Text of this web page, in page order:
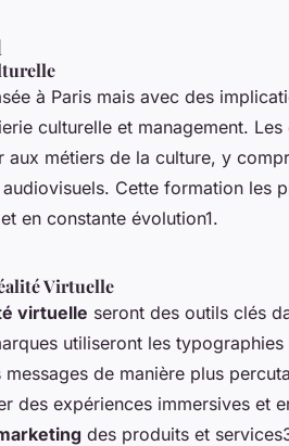
à Paris mais avec des
culturelle et management. Les
métiers de la culture, y
Cette formation les
en constante évolution1.
Virtuelle
virtuelle seront des outils clés
utiliseront les
de manière plus
des expériences immersives et
des produits et